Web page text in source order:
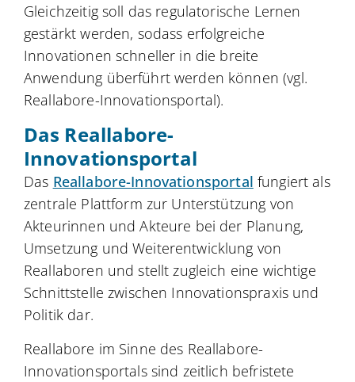
Gleichzeitig soll das regulatorische Lernen
gestärkt werden, sodass erfolgreiche
Innovationen schneller in die breite
Anwendung überführt werden können (vgl.
Reallabore-Innovationsportal).
Das Reallabore-
Innovationsportal
Das Reallabore-Innovationsportal fungiert als
zentrale Plattform zur Unterstützung von
Akteurinnen und Akteure bei der Planung,
Umsetzung und Weiterentwicklung von
Reallaboren und stellt zugleich eine wichtige
Schnittstelle zwischen Innovationspraxis und
Politik dar.
Reallabore im Sinne des Reallabore-
Innovationsportals sind zeitlich befristete